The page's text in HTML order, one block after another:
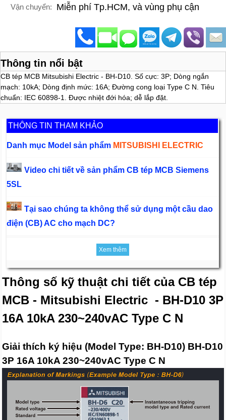
Vận chuyển: Miễn phí Tp.HCM, và vùng phụ cận
Thông tin nổi bật
CB tép MCB Mitsubishi Electric - BH-D10. Số cực: 3P; Dòng ngắn
mạch: 10kA; Dòng định mức: 16A; Đường cong loại Type C N. Tiêu
chuẩn: IEC 60898-1. Được nhiệt đới hóa; dễ lắp đặt.
THÔNG TIN THAM KHẢO
Danh mục Model sản phẩm MITSUBISHI ELECTRIC
Video chi tiết về sản phẩm CB tép MCB Siemens
5SL
Tại sao chúng ta không thể sử dụng một cầu dao
điện (CB) AC cho mạch DC?
Xem thêm
Thông số kỹ thuật chi tiết của CB tép
MCB - Mitsubishi Electric - BH-D10 3P
16A 10kA 230~240vAC Type C N
Giải thích ký hiệu (Model Type: BH-D10) BH-D10
3P 16A 10kA 230~240vAC Type C N